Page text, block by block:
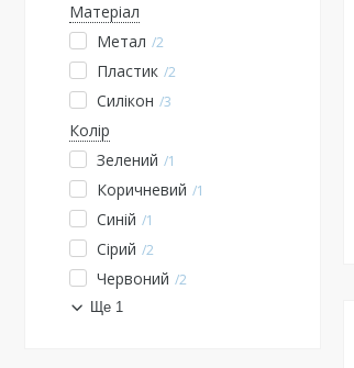
Матеріал
Метал 2
Пластик 2
Силікон 3
Колір
Зелений
1
Коричневий 1
Синій 1
Сірий 2
Червоний 2
Ще 1